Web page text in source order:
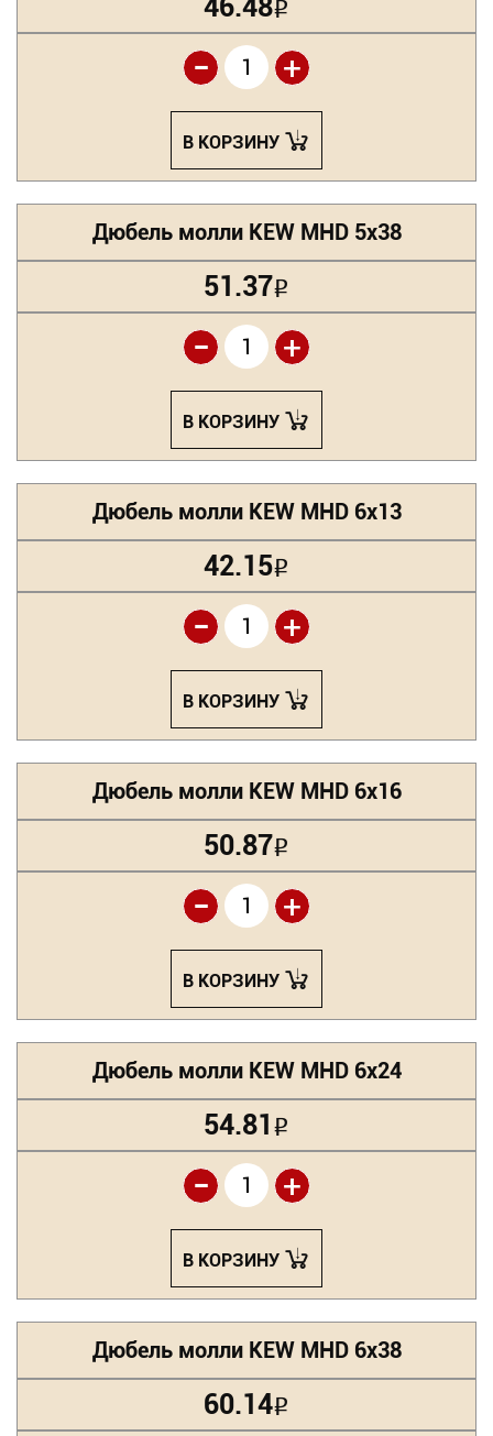
46.48Р
+
-
В КОРЗИНУ
Дюбель молли KEW MHD 5х38
51.37Р
+
-
В КОРЗИНУ
Дюбель молли KEW MHD 6х13
42.15Р
+
-
В КОРЗИНУ
Дюбель молли KEW MHD 6х16
50.87Р
+
-
В КОРЗИНУ
Дюбель молли KEW MHD 6х24
54.81 Р
+
-
В КОРЗИНУ
Дюбель молли KEW MHD 6х38
60.14Р